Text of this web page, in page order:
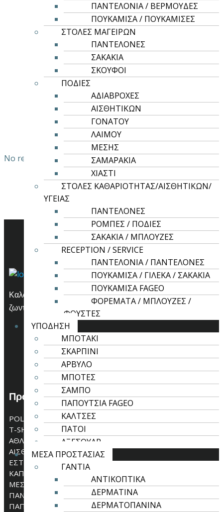
ΠΑΝΤΕΛΟΝΙΑ / ΒΕΡΜΟΥΔΕΣ
ΠΟΥΚΑΜΙΣΑ / ΠΟΥΚΑΜΙΣΕΣ
ΣΤΟΛΕΣ ΜΑΓΕΙΡΩΝ
ΠΑΝΤΕΛΟΝΕΣ
ΣΑΚΑΚΙΑ
ΣΚΟΥΦΟΙ
ΠΟΔΙΕΣ
ΑΔΙΑΒΡΟΧΕΣ
ΑΙΣΘΗΤΙΚΩΝ
ΓΟΝΑΤΟΥ
ΛΑΙΜΟΥ
ΜΕΣΗΣ
ΣΑΜΑΡΑΚΙΑ
ΧΙΑΣΤΙ
ΣΤΟΛΕΣ ΚΑΘΑΡΙΟΤΗΤΑΣ/ΑΙΣΘΗΤΙΚΩΝ/
ΥΓΕΙΑΣ
ΠΑΝΤΕΛΟΝΕΣ
ΡΟΜΠΕΣ / ΠΟΔΙΕΣ
ΣΑΚΑΚΙΑ / ΜΠΛΟΥΖΕΣ
RECEPTION / SERVICE
ΠΑΝΤΕΛΟΝΙΑ / ΠΑΝΤΕΛΟΝΕΣ
ΠΟΥΚΑΜΙΣΑ / ΓΙΛΕΚΑ / ΣΑΚΑΚΙΑ
ΠΟΥΚΑΜΙΣΑ FAGEO
ΦΟΡΕΜΑΤΑ / ΜΠΛΟΥΖΕΣ /
ΦΟΥΣΤΕΣ
ΥΠΟΔΗΣΗ
ΜΠΟΤΑΚΙ
ΣΚΑΡΠΙΝΙ
ΑΡΒΥΛΟ
ΜΠΟΤΕΣ
ΣΑΜΠΟ
ΠΑΠΟΥΤΣΙΑ FAGEO
ΚΑΛΤΣΕΣ
ΠΑΤΟΙ
ΑΞΕΣΟΥΑΡ
ΜΕΣΑ ΠΡΟΣΤΑΣΙΑΣ
ΓΑΝΤΙΑ
ΑΝΤΙΚΟΠΤΙΚΑ
ΔΕΡΜΑΤΙΝΑ
ΔΕΡΜΑΤΟΠΑΝΙΝΑ
Επιλογή
Αυτό
το
προϊόν
έχει
πολλαπλές
παραλλαγές.
Οι
επιλογές
μπορούν
να
επιλεγούν
στη
σελίδα
του
προϊόντος
Αντιανεμικά
Μπουφάν Αντιανεμικό Με Επένδυση
26,00€
Προϊόντα που
προβλήθηκαν πρόσφατα
No recently viewed products to display
Καλώς ήρθατε στο Kentima.gr, εδώ που οι ιδέες
ζωντανεύουν μέσα από την τέχνη του κεντήματος!
Προϊόντα
POLO
T-SHIRT
ΑΘΛΗΤΙΚΑ
ΑΙΣΘΗΤΙΚΗ-ΥΓΕΙΑ
ΕΣΤΙΑΣΗ
ΚΑΠΕΛΑ
ΜΕΣΑ ΠΡΟΣΤΑΣΙΑΣ
ΠΑΝΤΕΛΟΝΙΑ
ΠΑΠΟΥΤΣΙΑ ΑΣΦΑΛΕΙΑΣ